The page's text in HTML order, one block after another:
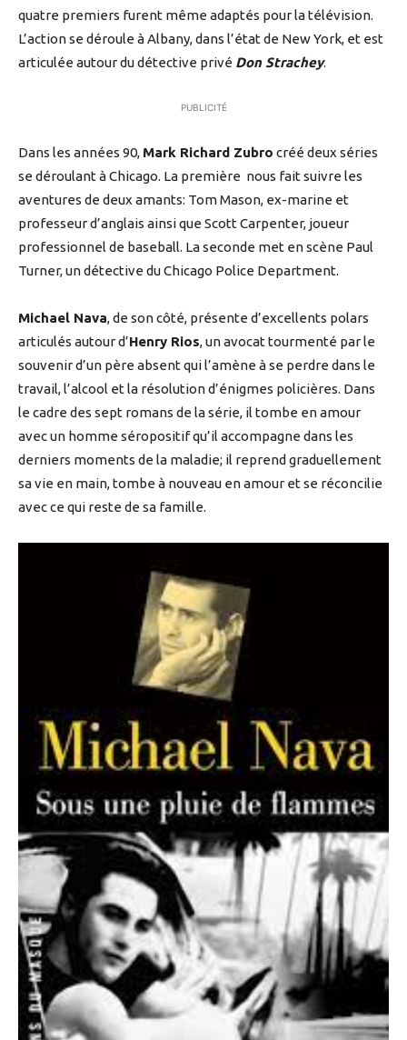
quatre premiers furent même adaptés pour la télévision.
L’action se déroule à Albany, dans l’état de New York, et est
articulée autour du détective privé Don Strachey.
PUBLICITÉ
Dans les années 90, Mark Richard Zubro créé deux séries
se déroulant à Chicago. La première nous fait suivre les
aventures de deux amants: Tom Mason, ex-marine et
professeur d’anglais ainsi que Scott Carpenter, joueur
professionnel de baseball. La seconde met en scène Paul
Turner, un détective du Chicago Police Department.
Michael Nava, de son côté, présente d’excellents polars
articulés autour d’Henry Rios, un avocat tourmenté par le
souvenir d’un père absent qui l’amène à se perdre dans le
travail, l’alcool et la résolution d’énigmes policières. Dans
le cadre des sept romans de la série, il tombe en amour
avec un homme séropositif qu’il accompagne dans les
derniers moments de la maladie; il reprend graduellement
sa vie en main, tombe à nouveau en amour et se réconcilie
avec ce qui reste de sa famille.